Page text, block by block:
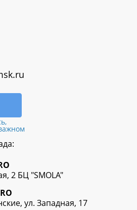
2 БЦ "SMOLA"
ул. Западная, 17